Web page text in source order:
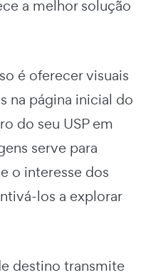
a melhorsolução
é oferecer visuais
na página inicial do
do seu USP em
serve para
o interesse dos
los a explorar
destino transmite